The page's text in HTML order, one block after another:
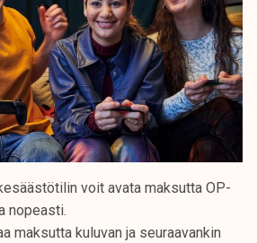
voit avata maksutta OP-
nopeasti.
maksutta kuluvan ja seuraavankin